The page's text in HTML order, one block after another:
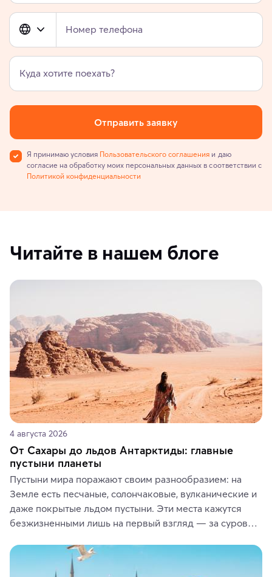
Номер телефона
Куда хотите поехать?
Отправить заявку
Я принимаю условия Пользовательского соглашения и даю
согласие на обработку моих персональных данных в соответствии с
Политикой конфиденциальности
Читайте в нашем блоге
4 августа 2026
От Сахары до льдов Антарктиды: главные
пустыни планеты
Пустыни мира поражают своим разнообразием: на
Земле есть песчаные, солончаковые, вулканические и
даже покрытые льдом пустыни. Эти места кажутся
безжизненными лишь на первый взгляд — за суровой
животные и маршруты, которые дарят одни из самых
ярких впечатлений от путешествий.